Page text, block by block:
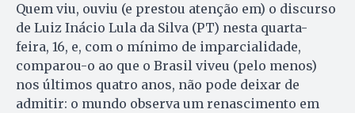
Quem viu, ouviu (e prestou atenção em) o discurso
de Luiz Inácio Lula da Silva (PT) nesta quarta-
feira, 16, e, com o mínimo de imparcialidade,
comparou-o ao que o Brasil viveu (pelo menos)
nos últimos quatro anos, não pode deixar de
admitir: o mundo observa um renascimento em